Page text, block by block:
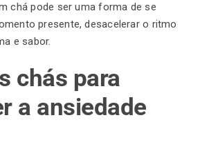
chá pode ser uma forma de se
presente, desacelerar o ritmo
e sabor.
chás para
a ansiedade